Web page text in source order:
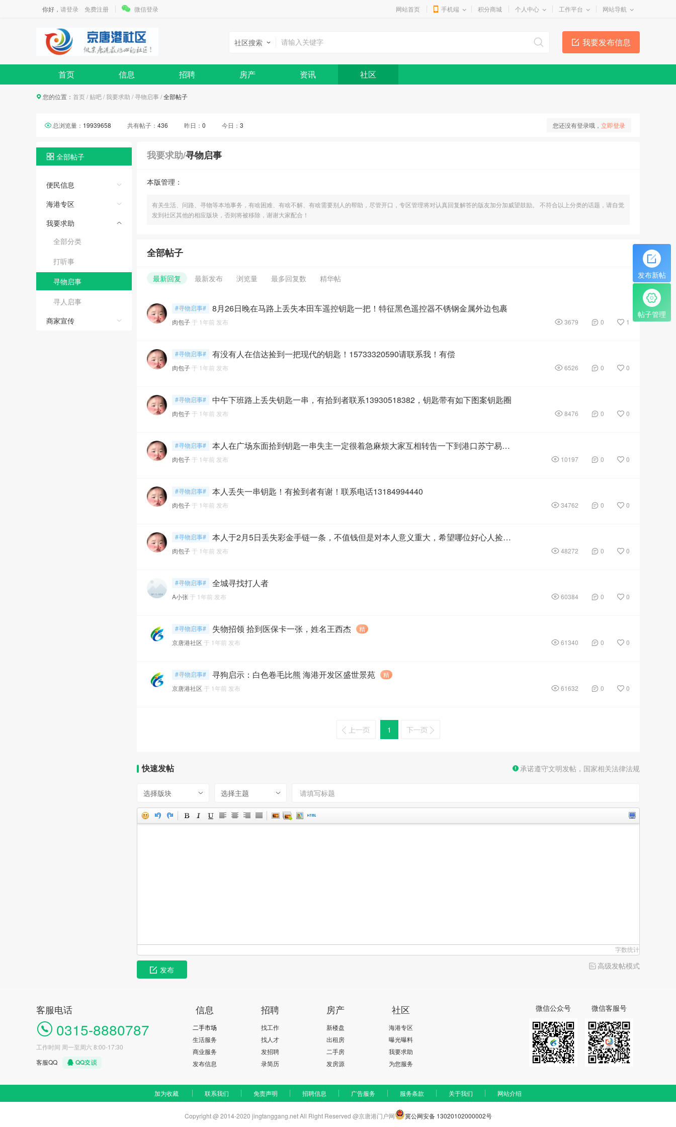
你好， 请登录 免费注册 微信登录 网站首页 手机端 积分商城 个人中心 工作平台 网站导航
我要发布信息
社区搜索
首页 信息 招聘 房产 资讯 社区
您的位置： 首页/ 贴吧/我要求助 /寻物启事/全部帖子
您还没有登录哦， 立即登录
总浏览量： 19939658 共有帖子： 436 昨日： 0 今日： 3
全部帖子
便民信息
海港专区
我要求助
全部分类
打听事
寻物启事
寻人启事
商家宣传
我要求助/寻物启事
本版管理：
有关生活、问路、寻物等本地事务，有啥困难、有啥不解、有啥需要别人的帮助，尽管开口，专区管理将对认真回复解答的版友加分加威望鼓励。 不符合以上分类的话题，请自觉
发到社区其他的相应版块，否则将被移除，谢谢大家配合！
全部帖子
最新回复 最新发布 浏览量 最多回复数 精华帖
#寻物启事# 8月26日晚在马路上丢失本田车遥控钥匙一把！特征黑色遥控器不锈钢金属外边包裹
3679 0 1
肉包子 于 1年前 发布
#寻物启事# 有没有人在信达捡到一把现代的钥匙！15733320590请联系我！有偿
6526 0 0
肉包子 于 1年前 发布
#寻物启事# 中午下班路上丢失钥匙一串，有拾到者联系13930518382，钥匙带有如下图案钥匙圈
8476 0 0
肉包子 于 1年前 发布
#寻物启事# 本人在广场东面拾到钥匙一串失主一定很着急麻烦大家互相转告一下到港口苏宁易购认
10197 0 0
肉包子 于 1年前 发布
#寻物启事# 本人丢失一串钥匙！有捡到者有谢！联系电话13184994440
34762 0 0
肉包子 于 1年前 发布
#寻物启事# 本人于2月5日丢失彩金手链一条，不值钱但是对本人意义重大，希望哪位好心人捡到能及时联系我 联系方式：15075573515
48272 0 0
肉包子 于 1年前 发布
#寻物启事# 全城寻找打人者
60384 0 0
A小张 于 1年前 发布
#寻物启事# 失‎物招领 ‎拾到医保卡‎一张，‎姓名‎王西杰
精
61340
0 0
京唐港社区 于 1年前 发布
#寻物启事# 寻狗启示：白色卷毛比熊 海港开发区盛世景苑
精
61632
0 0
京唐港社区 于 1年前 发布
1
承诺遵守文明发帖，国家相关法律法规
快速发帖
选择版块 选择主题
字数统计
高级发帖模式
发布
客服电话
0315-8880787
工作时间 周一至周六 8:00-17:30
客服QQ
信息
二手市场
生活服务
商业服务
发布信息
招聘
找工作
找人才
发招聘
录简历
房产
新楼盘
出租房
二手房
发房源
社区
海港专区
曝光曝料
我要求助
为您服务
微信公众号 微信客服号
加为收藏 联系我们 免责声明 招聘信息 广告服务 服务条款 关于我们 网站介绍
Copyright @ 2014-2020 jingtanggang.net All Right Reserved @京唐港门户网
冀公网安备 13020102000002号
发布新帖
帖子管理